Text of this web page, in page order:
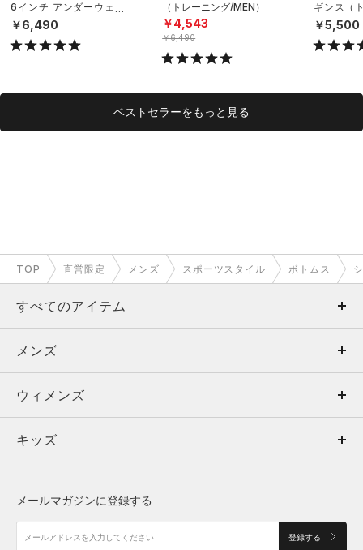
6インチ アンダーウェア
（3枚セット）（トレーニ
ング/MEN）
￥6,490
（トレーニング/MEN）
￥4,543
￥6,490
ギンス（
EN）
￥5,500
ベストセラーをもっと見る
TOP 直営限定 メンズ スポーツスタイル ボトムス
すべてのアイテム
メンズ
ウィメンズ
キッズ
アクセサリー
メンズ
トップス
ボトムス
アクセサリー
ウィメンズ
トップス
シューズ
キッズ
メールマガジンに登録する
登録する